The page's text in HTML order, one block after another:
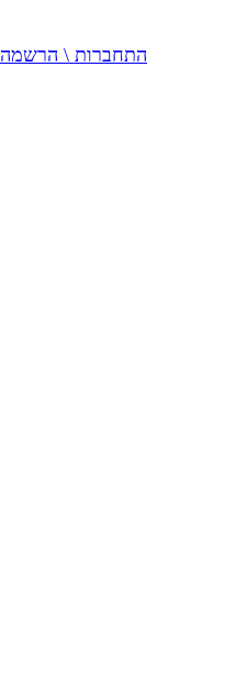
התחברות \ הרשמה